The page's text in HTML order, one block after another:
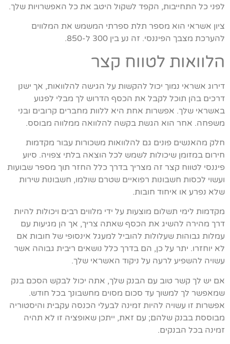
לפני כל התחייבות, הקפד לשקול היטב את כל האפשרויות שלך.
ציון אשראי הוא מספר תלת ספרתי המשמש את המלווים
להערכת מצבך הפיננסי. זה נע בין 300 ל-850.
הלוואות לטווח קצר
דירוג אשראי נמוך יכול להקשות על הגישה להלוואות, אך ישנן
דרכים בהן תוכל לקבל את הכסף הדרוש לך מבלי לפגוע
באשראי שלך. אפשרות אחת היא ללוות מחברים קרובים ובני
משפחה. אחר הוא הגשת בקשה להלוואה ממלווה מבוסס.
חלק מהאנשים פונים גם להלוואות משכורות עבור מקדמות
חירום במזומן שיכולות לשמש לכל הוצאה בלתי צפויה. סיוע
פיננסי לטווח קצר זה מצריך בדרך כלל החזר תוך מספר שבועות
ועשוי לכסות חשבונות רפואיים שטרם שולמו, חשבונות שירות
שלא נפרע או איחוד חובות.
מקדמות לימי תשלום מוצעות על ידי מלווים רבים ויכולות להיות
דרך מהירה להשיג את הכסף שאתה צריך, אך הן מגיעות עם
עמלות גבוהות שעלולות להוביל למעגל אינסופי של חובות אם
לא יוחזרו. יתר על כן, הם בדרך כלל נושאים ריבית גבוהה אשר
עשויה להשפיע לרעה על ניקוד האשראי שלך.
אם יש לך קשר טוב עם הבנק שלך, אתה יכול לבקש הסכם בנק
שמאפשר לך למשוך עד סכום מסוים מחשבונך בכל חודש.
אפשרות זו עשויה להיות זמינה לבעלי הכנסה עקבית והיסטוריה
מבוססת בבנק שלהם; עם זאת, ייתכן שאופציה זו לא תהיה
זמינה בכל הבנקים.